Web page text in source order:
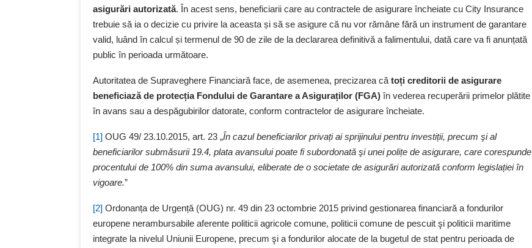
asigurări autorizată. În acest sens, beneficiarii care au contractele de asigurare încheiate cu City Insurance
trebuie să ia o decizie cu privire la aceasta și să se asigure că nu vor rămâne fără un instrument de garantare
valid, luând în calcul și termenul de 90 de zile de la declararea definitivă a falimentului, dată care va fi anunțată
public în perioada următoare.
Autoritatea de Supraveghere Financiară face, de asemenea, precizarea că toți creditorii de asigurare
beneficiază de protecția Fondului de Garantare a Asiguraților (FGA) în vederea recuperării primelor plătite
în avans sau a despăgubirilor datorate, conform contractelor de asigurare încheiate.
[1] OUG 49/ 23.10.2015, art. 23 „În cazul beneficiarilor privați ai sprijinului pentru investiții, precum şi al
beneficiarilor submăsurii 19.4, plata avansului poate fi subordonată şi unei polițe de asigurare, care corespunde
procentului de 100% din suma avansului, eliberate de o societate de asigurări autorizată conform legislației în
vigoare.”
[2] Ordonanța de Urgență (OUG) nr. 49 din 23 octombrie 2015 privind gestionarea financiară a fondurilor
europene nerambursabile aferente politicii agricole comune, politicii comune de pescuit şi politicii maritime
integrate la nivelul Uniunii Europene, precum şi a fondurilor alocate de la bugetul de stat pentru perioada de